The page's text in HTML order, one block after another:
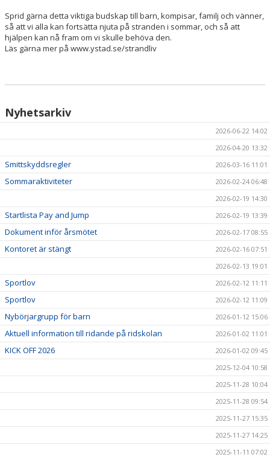
Sprid gärna detta viktiga budskap till barn, kompisar, familj och vänner,
så att vi alla kan fortsätta njuta på stranden i sommar, och så att
hjälpen kan nå fram om vi skulle behöva den.
Läs gärna mer på www.ystad.se/strandliv
Nyhetsarkiv
2026-06-22 14:02
2026-04-20 13:32
Smittskyddsregler 2026-03-16 11:01
Sommaraktiviteter
2026-02-24 06:48
2026-02-19 14:30
Startlista Pay and Jump 2026-02-19 13:39
Dokument inför årsmötet 2026-02-17 08:55
Kontoret är stängt
2026-02-16 07:51
2026-02-13 19:01
Sportlov 2026-02-12 11:11
Sportlov 2026-02-12 11:09
Nybörjargrupp för barn 2026-01-12 15:06
Aktuell information till ridande på ridskolan 2026-01-02 11:01
KICK OFF 2026
2026-01-02 09:45
2025-12-04 10:58
2025-11-28 10:04
2025-11-28 09:54
2025-11-27 15:35
2025-11-27 14:25
2025-11-11 07:02